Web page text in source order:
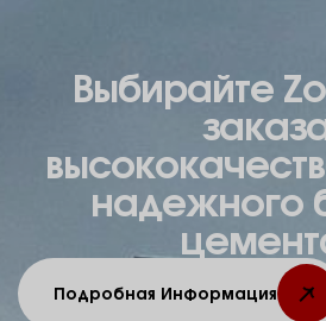
Выбирайте
надежного
Подробная Информация